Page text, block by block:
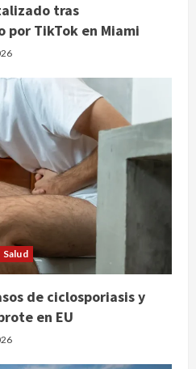
tras
por TikTok en Miami
Salud
de ciclosporiasis y
en EU
artículo sobre adaptar la
a la de los hijos
2026